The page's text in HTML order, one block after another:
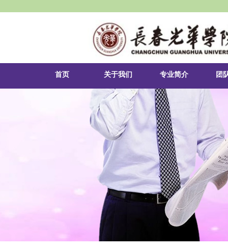
首页 关于我们
3377体育简介
经理致辞
领导团队
组织机构
联系我们
专业简介
英语专业
日语专业
俄语专业
朝鲜语专业
商务英语专业
团
就
第